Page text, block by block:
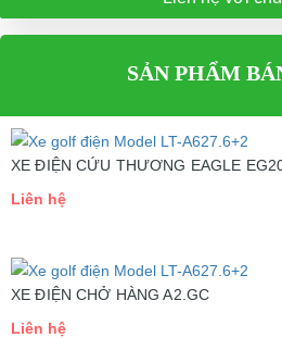
SẢN PHẨM
XE ĐIỆN CỨU THƯƠNG EAGLE
Liên hệ
XE ĐIỆN CHỞ HÀNG A2.GC
Liên hệ